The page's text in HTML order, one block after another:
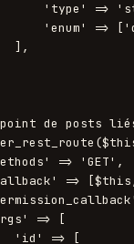
'type' =>
'enum' =>
],
de posts